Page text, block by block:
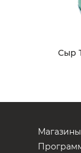
Сыр
Магазины